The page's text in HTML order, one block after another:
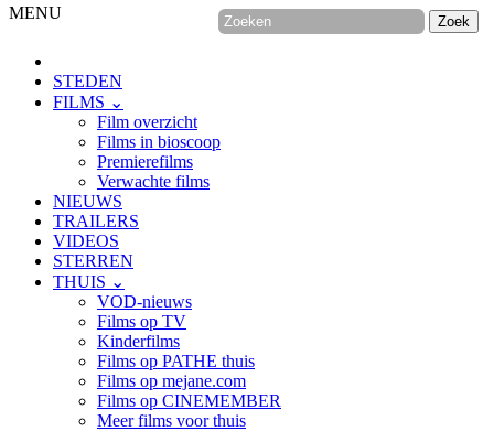
MENU
STEDEN
FILMS ⌄
Film overzicht
Films in bioscoop
Premierefilms
Verwachte films
NIEUWS
TRAILERS
VIDEOS
STERREN
THUIS ⌄
VOD-nieuws
Films op TV
Kinderfilms
Films op PATHE thuis
Films op mejane.com
Films op CINEMEMBER
Meer films voor thuis